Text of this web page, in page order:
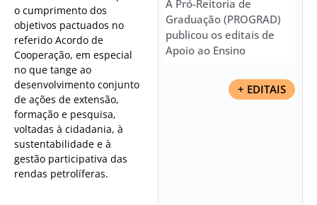
o cumprimento dos
objetivos pactuados no
referido Acordo de
Cooperação, em especial
no que tange ao
desenvolvimento conjunto
de ações de extensão,
formação e pesquisa,
voltadas à cidadania, à
sustentabilidade e à
gestão participativa das
rendas petrolíferas.
A Pró-Reitoria de
Graduação (PROGRAD)
publicou os editais de
Apoio ao Ensino
+ EDITAIS